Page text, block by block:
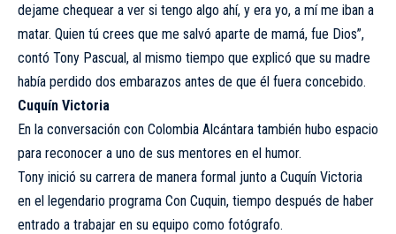
dejame chequear a ver si tengo algo ahí, y era yo, a mí me iban a
matar. Quien tú crees que me salvó aparte de mamá, fue Dios”,
contó Tony Pascual, al mismo tiempo que explicó que su madre
había perdido dos embarazos antes de que él fuera concebido.
Cuquín Victoria
En la conversación con Colombia Alcántara también hubo espacio
para reconocer a uno de sus mentores en el humor.
Tony inició su carrera de manera formal junto a Cuquín Victoria
en el legendario programa Con Cuquin, tiempo después de haber
entrado a trabajar en su equipo como fotógrafo.